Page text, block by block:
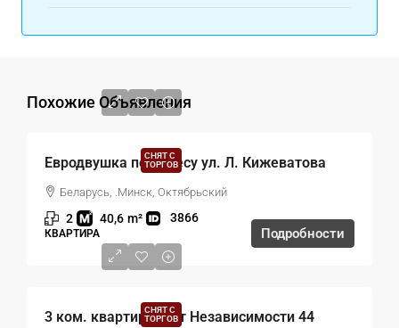
Похожие Объявления
СНЯТ С
ТОРГОВ
Евродвушка по адресу ул. Л. Кижеватова
Беларусь, .Минск, Октябрьский
2 40,6 m² 3866
КВАРТИРА Подробности
СНЯТ С
ТОРГОВ
3 ком. квартира пр-т Независимости 44